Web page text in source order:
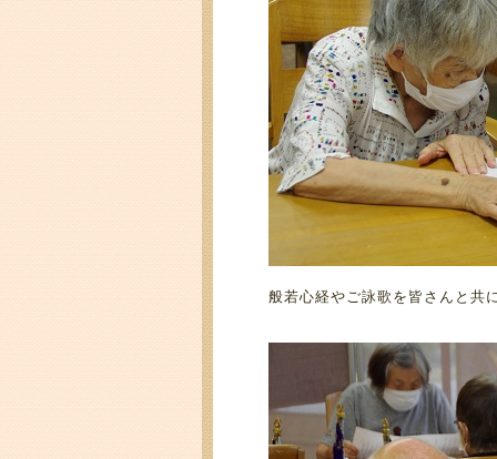
般若心経やご詠歌を皆さんと共